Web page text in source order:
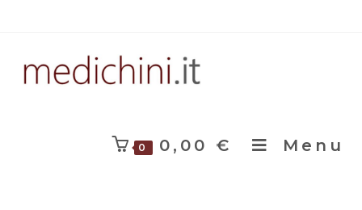
0 0,00 € Menu